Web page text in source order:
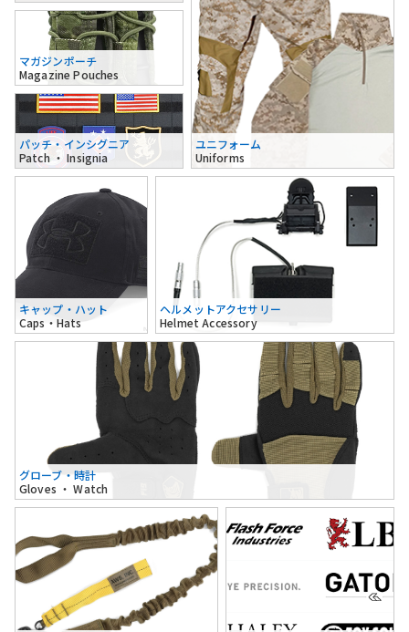
マガジンポーチ
Magazine Pouches
パッチ・インシグニア
Patch ・ Insignia
ユニフォーム
Uniforms
キャップ・ハット
Caps・Hats
ヘルメットアクセサリー
Helmet Accessory
グローブ・時計
Gloves ・ Watch